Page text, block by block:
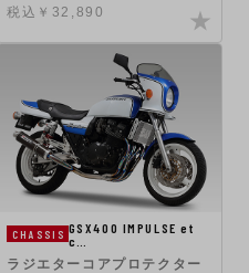
税込￥32,890
CHASSIS GSX400 IMPULSE et
c…
ラジエターコアプロテクター